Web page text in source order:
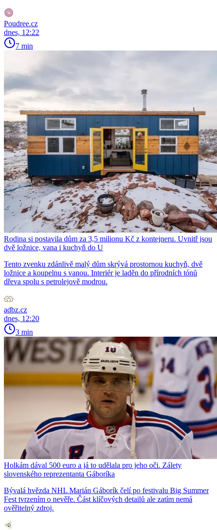
Poudree.cz
dnes, 12:22
7 min
Rodina si postavila dům za 3,5 milionu Kč z kontejneru. Uvnitř jsou
dvě ložnice, vana i kuchyň do U
Tento zvenku zdánlivě malý dům skrývá prostornou kuchyň, dvě
ložnice a koupelnu s vanou. Interiér je laděn do přírodních tónů
dřeva spolu s petrolejově modrou.
adbz.cz
dnes, 12:20
3 min
Holkám dával 500 euro a já to udělala pro jeho oči. Zálety
slovenského reprezentanta Gáboríka
Bývalá hvězda NHL Marián Gáborík čelí po festivalu Big Summer
Fest tvrzením o nevěře. Část klíčových detailů ale zatím nemá
ověřitelný zdroj.